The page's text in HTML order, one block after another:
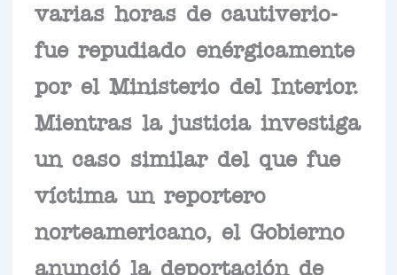
varias horas de cautiverio-
fue repudiado enérgicamente
por el Ministerio del Interior.
Mientras la justicia investiga
un caso similar del que fue
víctima un reportero
norteamericano, el Gobierno
anunció la deportación de